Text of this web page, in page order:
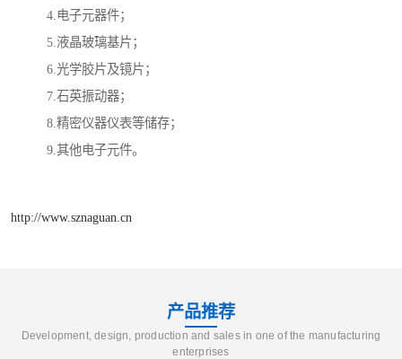
4.电子元器件；
5.液晶玻璃基片；
6.光学胶片及镜片；
7.石英振动器；
8.精密仪器仪表等储存；
9.其他电子元件。
http://www.sznaguan.cn
产品推荐
Development, design, production and sales in one of the manufacturing
enterprises